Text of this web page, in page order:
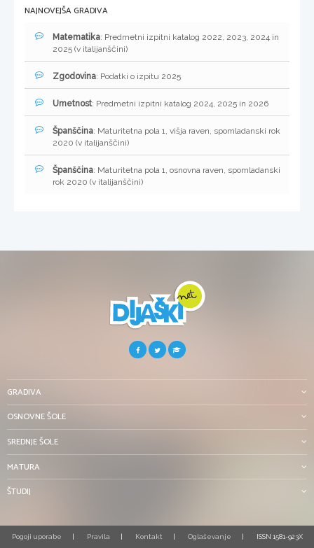
NAJNOVEJŠA GRADIVA
Matematika: Predmetni izpitni katalog 2022, 2023, 2024 in
2025 (v italijanščini)
Zgodovina: Podatki o izpitu 2025
Umetnost: Predmetni izpitni katalog 2024, 2025 in 2026
Španščina: Maturitetna pola 1, višja raven, spomladanski rok
2020 (v italijanščini)
Španščina: Maturitetna pola 1, osnovna raven, spomladanski
rok 2020 (v italijanščini)
GRADIVA
OSNOVNE ŠOLE
SREDNJE ŠOLE
MATURA
ŠTUDIJ
Pogoji uporabe Pravila Kontakt Oglaševanje ISSN 1581-923X